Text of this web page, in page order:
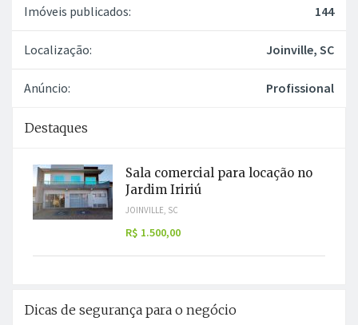
Imóveis publicados: 144
Localização: Joinville, SC
Anúncio: Profissional
Destaques
Sala comercial para locação no
Jardim Iririú
JOINVILLE, SC
R$ 1.500,00
Dicas de segurança para o negócio